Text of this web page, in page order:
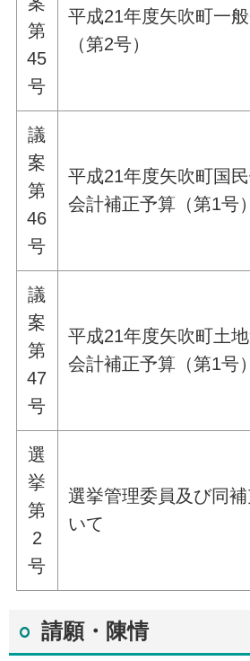
第
45
号
平成21年度矢吹町一
（第2号）
議
案
第
46
号
平成21年度矢吹町国
会計補正予算（第1号）
議
案
第
47
号
平成21年度矢吹町土
会計補正予算（第1号）
選
挙
第
2
号
選挙管理委員及び同
いて
請願・陳情